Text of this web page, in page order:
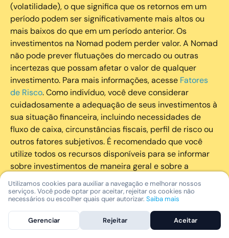
(volatilidade), o que significa que os retornos em um
período podem ser significativamente mais altos ou
mais baixos do que em um período anterior. Os
investimentos na Nomad podem perder valor. A Nomad
não pode prever flutuações do mercado ou outras
incertezas que possam afetar o valor de qualquer
investimento. Para mais informações, acesse Fatores
de Risco. Como indivíduo, você deve considerar
cuidadosamente a adequação de seus investimentos à
sua situação financeira, incluindo necessidades de
fluxo de caixa, circunstâncias fiscais, perfil de risco ou
outros fatores subjetivos. É recomendado que você
utilize todos os recursos disponíveis para se informar
sobre investimentos de maneira geral e sobre a
composição geral de seu portfólio. Questões fiscais ou
legais relativas aos investimentos realizados através da
Nomad devem ser obtidas pelos próprios clientes. A
Nomad e suas afiliadas não fornecem nenhum tipo de
aconselhamento legal ou fiscal.
Utilizamos cookies para auxiliar a navegação e melhorar nossos
serviços. Você pode optar por aceitar, rejeitar os cookies não
necessários ou escolher quais quer autorizar. Saiba mais
Gerenciar Rejeitar Aceitar